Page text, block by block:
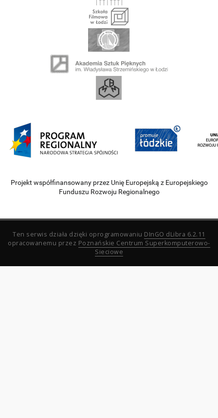
Projekt współfinansowany przez Unię Europejską z Europejskiego
Funduszu Rozwoju Regionalnego
Ten serwis działa dzięki oprogramowaniu DInGO dLibra 6.2.11
opracowanemu przez Poznańskie Centrum Superkomputerowo-
Sieciowe